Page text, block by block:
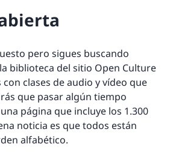
pero sigues buscando
biblioteca del sitio Open Culture
clases de audio y vídeo que
que pasar algún tiempo
página que incluye los 1.300
noticia es que todos están
alfabético.